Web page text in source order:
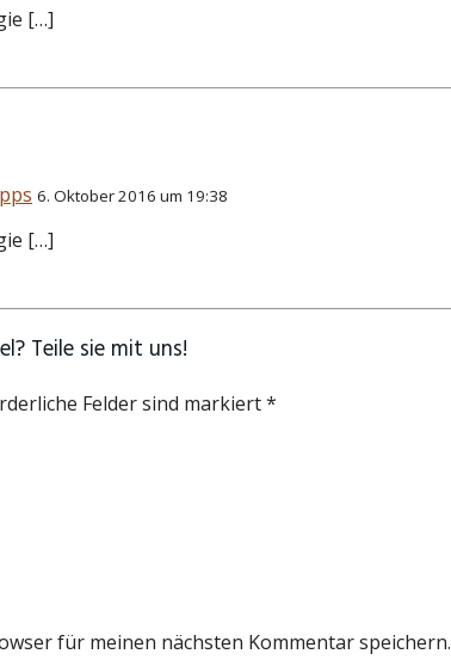
[…]
6. Oktober 2016 um 19:38
[…]
Teile sie mit uns!
Felder sind markiert *
für meinen nächsten Kommentar speichern.